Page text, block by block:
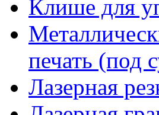
Клише для
печать (под
Лазерная